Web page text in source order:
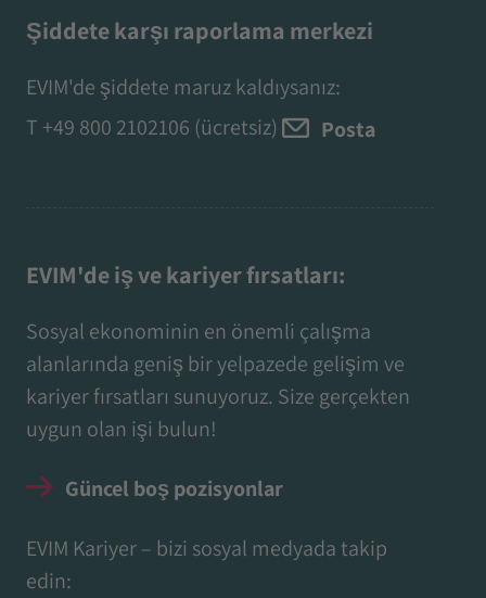
Şiddete karşı raporlama merkezi
EVIM'de şiddete maruz kaldıysanız:
T +49 800 2102106 (ücretsiz) Posta
EVIM'de iş ve kariyer fırsatları:
Sosyal ekonominin en önemli çalışma
alanlarında geniş bir yelpazede gelişim ve
kariyer fırsatları sunuyoruz. Size gerçekten
uygun olan işi bulun!
Güncel boş pozisyonlar
EVIM Kariyer – bizi sosyal medyada takip
edin: